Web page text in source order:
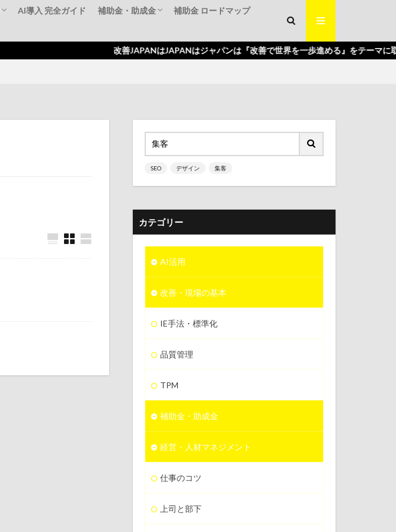
AI導入 完全ガイド 補助金・助成金
補助金 ロードマップ
改善JAPANはJAPANはジャパンは『改善で世界を一歩進める』をテーマに取り組んで
SEO デザイン 集客
カテゴリー
AI活用
改善・現場の基本
IE手法・標準化
品質管理
TPM
補助金・助成金
経営・人材マネジメント
仕事のコツ
上司と部下